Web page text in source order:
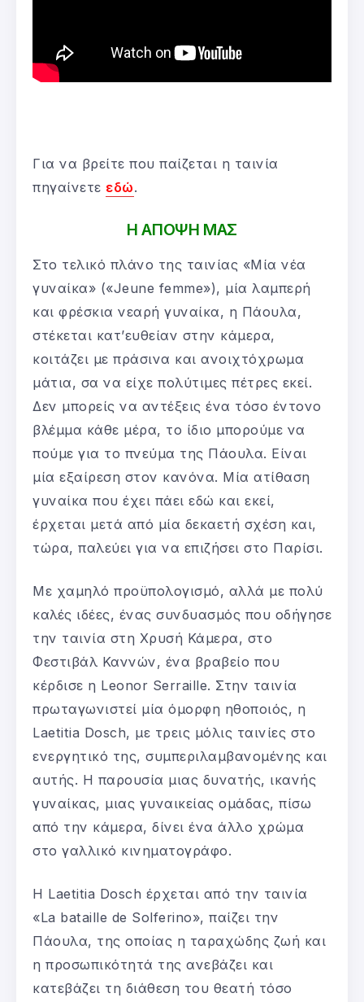
Για να βρείτε που παίζεται η ταινία
πηγαίνετε εδώ.
Η ΑΠΟΨΗ ΜΑΣ
Στο τελικό πλάνο της ταινίας «Μία νέα
γυναίκα» («Jeune femme»), μία λαμπερή
και φρέσκια νεαρή γυναίκα, η Πάουλα,
στέκεται κατ’ευθείαν στην κάμερα,
κοιτάζει με πράσινα και ανοιχτόχρωμα
μάτια, σα να είχε πολύτιμες πέτρες εκεί.
Δεν μπορείς να αντέξεις ένα τόσο έντονο
βλέμμα κάθε μέρα, το ίδιο μπορούμε να
πούμε για το πνεύμα της Πάουλα. Είναι
μία εξαίρεση στον κανόνα. Μία ατίθαση
γυναίκα που έχει πάει εδώ και εκεί,
έρχεται μετά από μία δεκαετή σχέση και,
τώρα, παλεύει για να επιζήσει στο Παρίσι.
Με χαμηλό προϋπολογισμό, αλλά με πολύ
καλές ιδέες, ένας συνδυασμός που οδήγησε
την ταινία στη Χρυσή Κάμερα, στο
Φεστιβάλ Καννών, ένα βραβείο που
κέρδισε η Leonor Serraille. Στην ταινία
πρωταγωνιστεί μία όμορφη ηθοποιός, η
Laetitia Dosch, με τρεις μόλις ταινίες στο
ενεργητικό της, συμπεριλαμβανομένης και
αυτής. Η παρουσία μιας δυνατής, ικανής
γυναίκας, μιας γυναικείας ομάδας, πίσω
από την κάμερα, δίνει ένα άλλο χρώμα
στο γαλλικό κινηματογράφο.
Η Laetitia Dosch έρχεται από την ταινία
«La bataille de Solferino», παίζει την
Πάουλα, της οποίας η ταραχώδης ζωή και
η προσωπικότητά της ανεβάζει και
κατεβάζει τη διάθεση του θεατή τόσο